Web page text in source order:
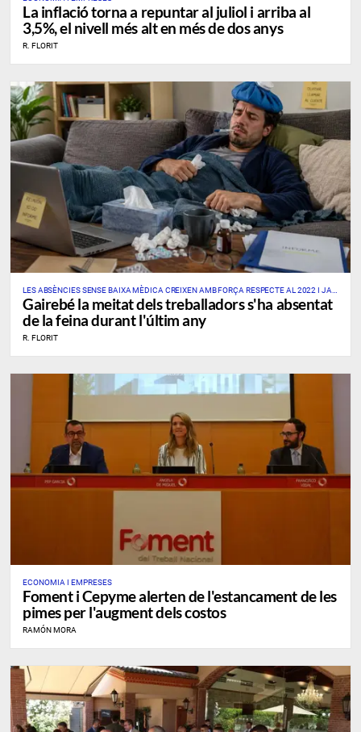
La inflació torna a repuntar al juliol i arriba al
3,5%, el nivell més alt en més de dos anys
R. FLORIT
LES ABSÈNCIES SENSE BAIXA MÈDICA CREIXEN AMB FORÇA RESPECTE AL 2022 I JA
AFECTEN UN DE CADA TRES PROFESSIONALS
Gairebé la meitat dels treballadors s'ha absentat
de la feina durant l'últim any
R. FLORIT
ECONOMIA I EMPRESES
Foment i Cepyme alerten de l'estancament de les
pimes per l'augment dels costos
RAMÓN MORA